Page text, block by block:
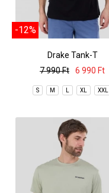
-12%
Drake Tank-T
7 990 Ft
6 990 Ft
S M L XL XXL